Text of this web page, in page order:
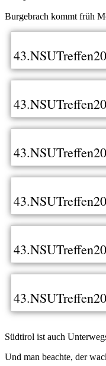
Burgebrach kommt früh
Südtirol ist auch
Und man beachte, der